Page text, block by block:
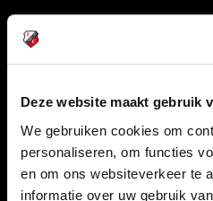
Deze website maakt gebruik
We gebruiken cookies om
personaliseren, om functies
en om ons websiteverkeer te
informatie over uw gebruik
CLUB
TEAMS